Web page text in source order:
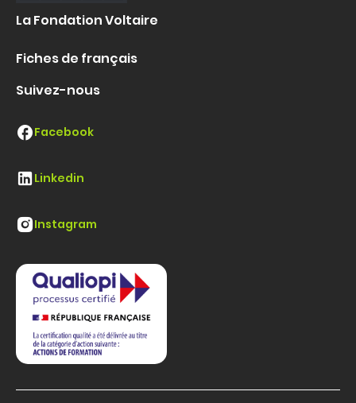
La Fondation Voltaire
Fiches de français
Suivez-nous
Facebook
Linkedin
Instagram